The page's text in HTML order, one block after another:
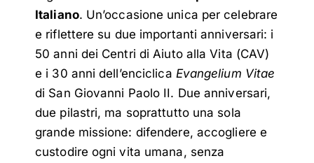
Italiano. Un’occasione unica per celebrare
e riflettere su due importanti anniversari: i
50 anni dei Centri di Aiuto alla Vita (CAV)
e i 30 anni dell’enciclica Evangelium Vitae
di San Giovanni Paolo II. Due anniversari,
due pilastri, ma soprattutto una sola
grande missione: difendere, accogliere e
custodire ogni vita umana, senza